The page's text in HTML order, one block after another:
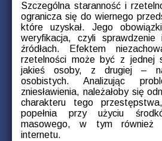
Szczególna staranność i
ogranicza się do wiernego
które uzyskał. Jego
weryfikacja, czyli sprawdzenie
źródłach. Efektem
rzetelności może być z jednej
jakieś osoby, z drugiej –
osobistych. Analizując
zniesławienia, należałoby się
charakteru tego
popełnia przy użyciu
masowego, w tym również
internetu.